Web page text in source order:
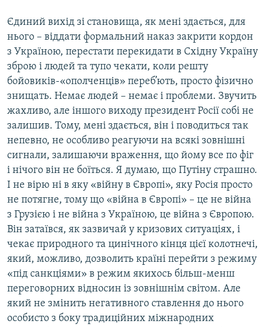
Єдиний вихід зі становища, як мені здається, для
нього – віддати формальний наказ закрити кордон
з Україною, перестати перекидати в Східну Україну
зброю і людей та тупо чекати, коли решту
бойовиків-«ополченців» переб’ють, просто фізично
знищать. Немає людей – немає і проблеми. Звучить
жахливо, але іншого виходу президент Росії собі не
залишив. Тому, мені здається, він і поводиться так
непевно, не особливо реагуючи на всякі зовнішні
сигнали, залишаючи враження, що йому все по фіг
і нічого він не боїться. Я думаю, що Путіну страшно.
І не вірю ні в яку «війну в Європі», яку Росія просто
не потягне, тому що «війна в Європі» – це не війна
з Грузією і не війна з Україною, це війна з Європою.
Він затаївся, як зазвичай у кризових ситуаціях, і
чекає природного та цинічного кінця цієї колотнечі,
який, можливо, дозволить країні перейти з режиму
«під санкціями» в режим якихось більш-менш
переговорних відносин із зовнішнім світом. Але
який не змінить негативного ставлення до нього
особисто з боку традиційних міжнародних